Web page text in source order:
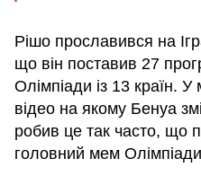
Рішо прославився на
що він поставив 27
Олімпіади із 13 країн. У
відео на якому Бенуа
робив це так часто, що
головний мем